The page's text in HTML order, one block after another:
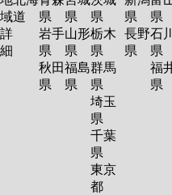
域
詳
細
道 県
岩手
県
秋田
県
県
山形
県
福島
県
県
栃木
県
群馬
県
埼玉
県
千葉
県
東京
都
県
長野
県
県
石川
県
福
県